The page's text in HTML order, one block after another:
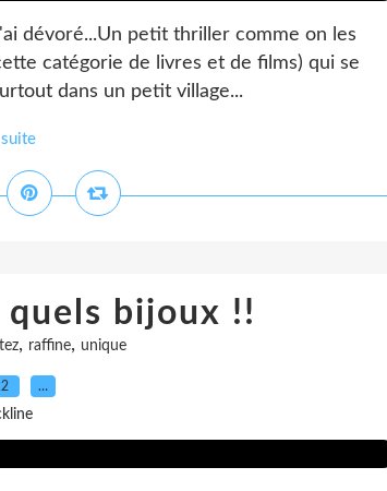
dévoré...Un petit thriller comme on les
catégorie de livres et de films) qui se
dans un petit village...
suite
quels bijoux !!
, raffine, unique
…